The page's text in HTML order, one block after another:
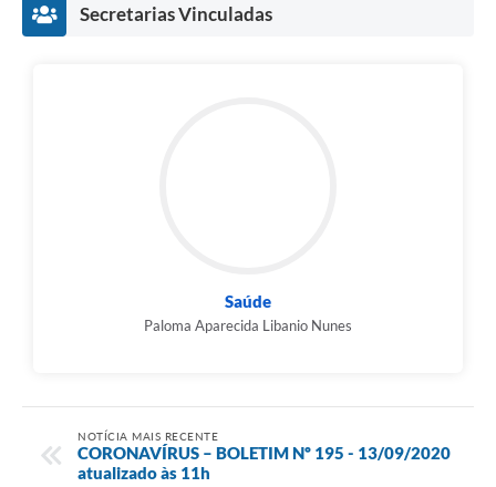
Secretarias Vinculadas
Saúde
Paloma Aparecida Libanio Nunes
NOTÍCIA MAIS RECENTE
CORONAVÍRUS – BOLETIM Nº 195 - 13/09/2020
atualizado às 11h